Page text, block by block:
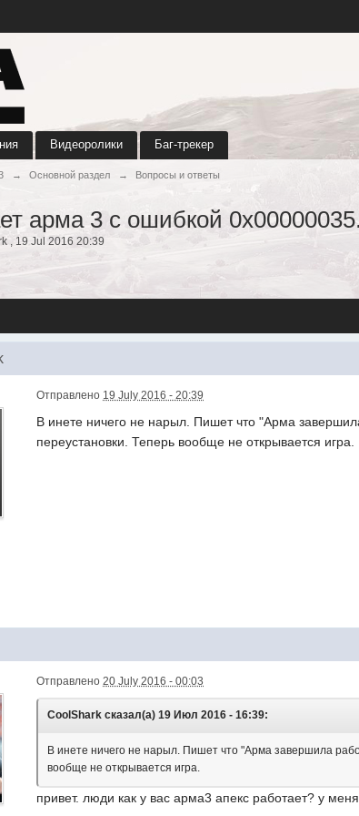
Видеоролики Баг-трекер
→ Основной раздел → Вопросы и ответы
арма 3 с ошибкой 0х00000035.
, 19 Jul 2016 20:39
Отправлено 19 July 2016 - 20:39
В инете ничего не нарыл. Пишет что "Арма
переустановки. Теперь вообще не открывается игра.
Отправлено 20 July 2016 - 00:03
CoolShark сказал(а) 19 Июл 2016 - 16:39:
В инете ничего не нарыл. Пишет что "Арма завершила
вообще не открывается игра.
привет. люди как у вас арма3 апекс работает? у